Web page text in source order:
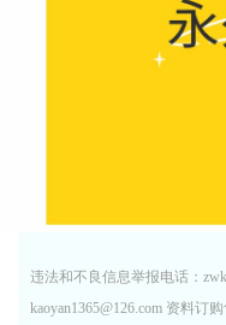
违法和不良信息举报电话：
kaoyan1365@126.com 资料订